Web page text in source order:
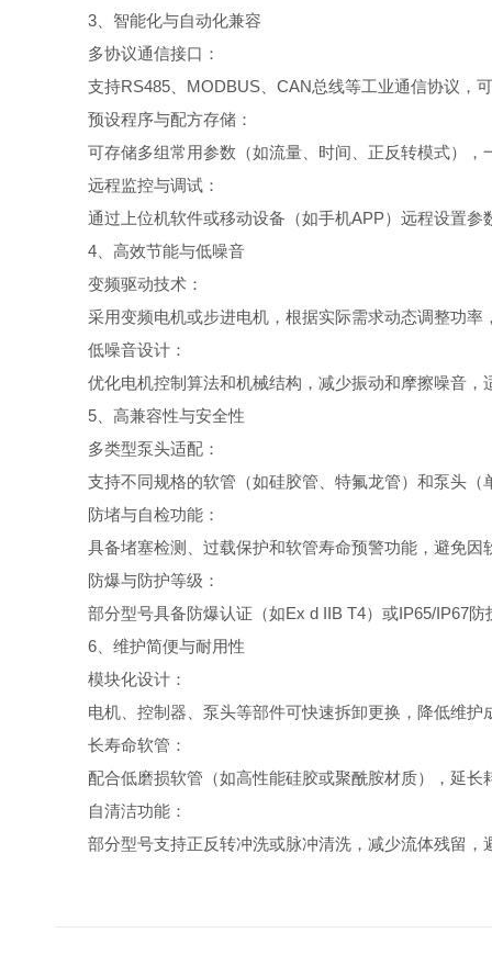
3、智能化与自动化兼容
多协议通信接口：
支持RS485、MODBUS、CAN总线等工业通信协议，
预设程序与配方存储：
可存储多组常用参数（如流量、时间、正反转模式），
远程监控与调试：
通过上位机软件或移动设备（如手机APP）远程设置参
4、高效节能与低噪音
变频驱动技术：
采用变频电机或步进电机，根据实际需求动态调整功率
低噪音设计：
优化电机控制算法和机械结构，减少振动和摩擦噪音，
5、高兼容性与安全性
多类型泵头适配：
支持不同规格的软管（如硅胶管、特氟龙管）和泵头（
防堵与自检功能：
具备堵塞检测、过载保护和软管寿命预警功能，避免因
防爆与防护等级：
部分型号具备防爆认证（如Ex d IIB T4）或IP65/IP67防
6、维护简便与耐用性
模块化设计：
电机、控制器、泵头等部件可快速拆卸更换，降低维护
长寿命软管：
配合低磨损软管（如高性能硅胶或聚酰胺材质），延长
自清洁功能：
部分型号支持正反转冲洗或脉冲清洗，减少流体残留，